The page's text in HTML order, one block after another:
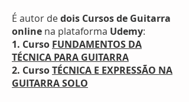
É autor dedois Cursos de Guitarra
online na plataforma Udemy:
1. Curso FUNDAMENTOS DA
TÉCNICA PARA GUITARRA
2. CursoTÉCNICA E EXPRESSÃO NA
GUITARRA SOLO